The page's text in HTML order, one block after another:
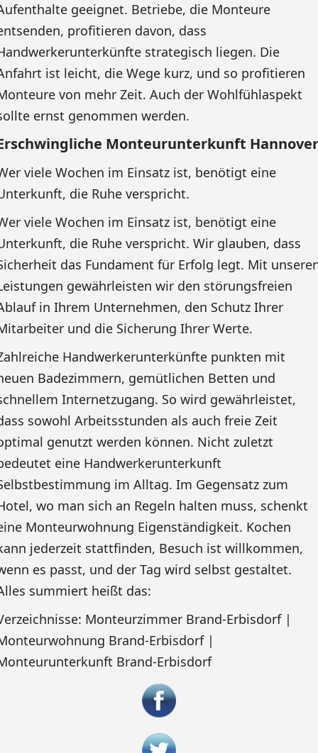
geeignet. Betriebe, die Monteure
profitieren davon, dass
strategisch liegen. Die
ist leicht, die Wege kurz, und so profitieren
von mehr Zeit. Auch der Wohlfühlaspekt
ernst genommen werden.
Monteurunterkunft
viele Wochen im Einsatz ist, benötigt eine
die Ruhe verspricht.
viele Wochen im Einsatz ist, benötigt eine
die Ruhe verspricht. Wir glauben, dass
das Fundament für Erfolg legt. Mit
gewährleisten wir den störungsfreien
in Ihrem Unternehmen, den Schutz Ihrer
und die Sicherung Ihrer Werte.
Handwerkerunterkünfte punkten mit
Badezimmern, gemütlichen Betten und
Internetzugang. So wird gewährleistet,
sowohl Arbeitsstunden als auch freie Zeit
genutzt werden können. Nicht zuletzt
eine Handwerkerunterkunft
im Alltag. Im Gegensatz zum
wo man sich an Regeln halten muss, schenkt
Monteurwohnung Eigenständigkeit. Kochen
jederzeit stattfinden, Besuch ist willkommen,
es passt, und der Tag wird selbst gestaltet.
summiert heißt das:
Monteurzimmer Brand-Erbisdorf |
Brand-Erbisdorf |
Brand-Erbisdorf